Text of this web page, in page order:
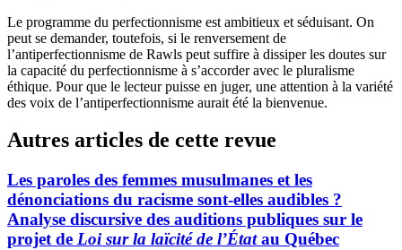
Le programme du perfectionnisme est ambitieux et séduisant. On
peut se demander, toutefois, si le renversement de
l’antiperfectionnisme de Rawls peut suffire à dissiper les doutes sur
la capacité du perfectionnisme à s’accorder avec le pluralisme
éthique. Pour que le lecteur puisse en juger, une attention à la variété
des voix de l’antiperfectionnisme aurait été la bienvenue.
Autres articles de cette revue
Les paroles des femmes musulmanes et les
dénonciations du racisme sont-elles audibles ?
Analyse discursive des auditions publiques sur le
projet de Loi sur la laïcité de l’Étatau Québec